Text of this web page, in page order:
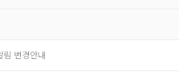
림 변경안내